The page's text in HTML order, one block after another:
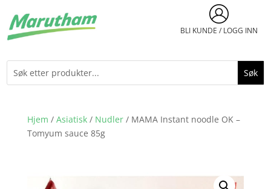
BLI KUNDE / LOGG INN
Hjem / Asiatisk/ Nudler/ MAMA Instant noodle OK –
Tomyum sauce 85g